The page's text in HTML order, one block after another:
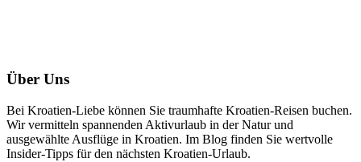
Über Uns
Bei Kroatien-Liebe können Sie traumhafte Kroatien-Reisen buchen.
Wir vermitteln spannenden Aktivurlaub in der Natur und
ausgewählte Ausflüge in Kroatien. Im Blog finden Sie wertvolle
Insider-Tipps für den nächsten Kroatien-Urlaub.